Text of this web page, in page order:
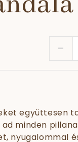
-
együttesen
minden
nyugalommal